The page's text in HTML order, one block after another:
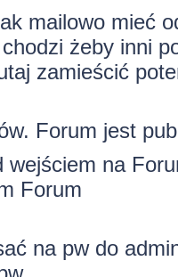
mailowo mieć
żeby inni
zamieścić
Forum jest
wejściem na
Forum
na pw do